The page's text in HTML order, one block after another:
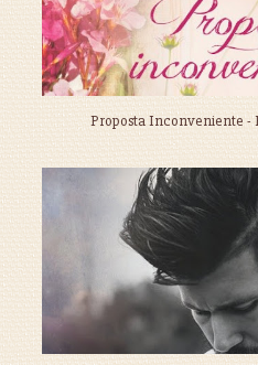
Proposta Inconveniente -